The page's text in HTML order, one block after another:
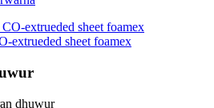
extrueded sheet foamex